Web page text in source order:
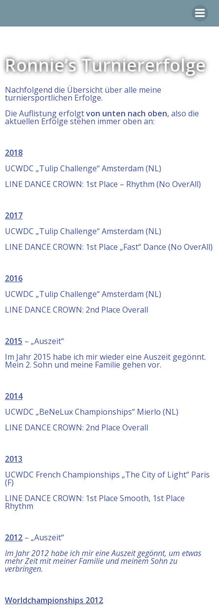
springen
Ronnie’s Turniererfolge
Nachfolgend die Übersicht über alle meine
turniersportlichen Erfolge.
Die Auflistung erfolgtvon unten nach oben, also die
aktuellen Erfolge stehen immer oben an:
2018
UCWDC „Tulip Challenge“ Amsterdam (NL)
LINE DANCE CROWN: 1st Place – Rhythm (No OverAll)
2017
UCWDC „Tulip Challenge“ Amsterdam (NL)
LINE DANCE CROWN: 1st Place „Fast“ Dance (No OverAll)
2016
UCWDC „Tulip Challenge“ Amsterdam (NL)
LINE DANCE CROWN: 2nd Place Overall
2015 – „Auszeit“
Im Jahr 2015 habe ich mir wieder eine Auszeit gegönnt.
Mein 2. Sohn und meine Familie gehen vor.
2014
UCWDC „BeNeLux Championships“ Mierlo (NL)
LINE DANCE CROWN: 2nd Place Overall
2013
UCWDC French Championships „The City of Light“ Paris
(F)
LINE DANCE CROWN: 1st Place Smooth, 1st Place
Rhythm
2012 – „Auszeit“
Im Jahr 2012 habe ich mir eine Auszeit gegönnt, um etwas
mehr Zeit mit meiner Familie und meinem Sohn zu
verbringen.
Worldchampionships 2012